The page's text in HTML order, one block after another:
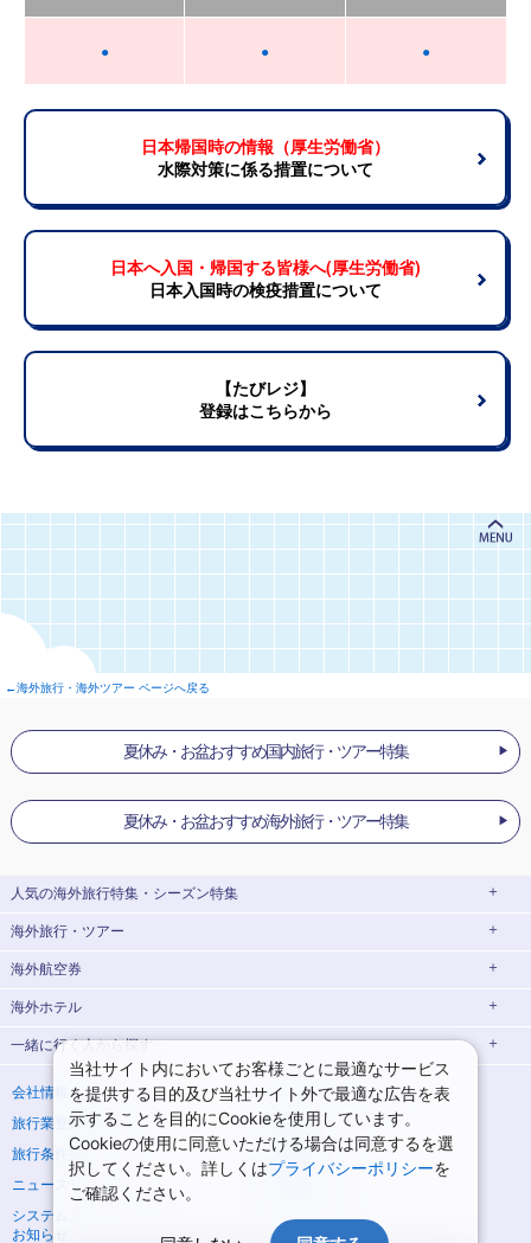
● ● ●
日本帰国時の情報（厚生労働省）
水際対策に係る措置について
日本へ入国・帰国する皆様へ(厚生労働省)
日本入国時の検疫措置について
【たびレジ】
登録はこちらから
←海外旅行・海外ツアー ページへ戻る
夏休み・お盆おすすめ国内旅行・ツアー特集
夏休み・お盆おすすめ海外旅行・ツアー特集
人気の海外旅行特集・シーズン特集
添乗員付きツアー特集
海外航空券＋ホテル
海外世界遺産特集
夏休み・お盆休みの海外旅行
年末年始・お正月の海外旅行 10月の海外旅行
11月の海外旅行 1月の海外旅行
2月の海外旅行 3月の海外旅行
海外旅行・ツアー
ヨーロッパ旅行 ・ツアー
イタリア旅行・ツアー
ポルトガル旅行・ツアー
イギリス旅行・ツアー ドイツ旅行・ツアー
ポーランド旅行・ツアー オーストリア旅行・ツアー
チェコ旅行・ツアー スロバキア旅行・ツアー
ハンガリー旅行・ツアー
海外航空券
ロンドン航空券
ミラノ航空券 フィレンツェ航空券
ベニス航空券 ナポリ航空券
パリ航空券 ミュンヘン航空券
フランクフルト航空券
海外ホテル
ロンドンホテル ローマホテル
ミラノホテル フィレンツェホテル
ベニスホテル ナポリホテル
パリホテル
一緒に行く人から探す
海外一人旅 海外家族・子連れ旅行
海外カップル・夫婦旅行 海外女子旅
海外卒業旅行・学生旅行
会社情報
プライバシーポリシー
旅行業登録票・約款
規約集
旅行条件書
商標について
ニュースリリース
システムメンテナンスの
お知らせ
サイトマップ
当社サイト内においてお客様ごとに最適なサービス
を提供する目的及び当社サイト外で最適な広告を表
示することを目的にCookieを使用しています。
Cookieの使用に同意いただける場合は同意するを選
択してください。詳しくはプライバシーポリシーを
ご確認ください。